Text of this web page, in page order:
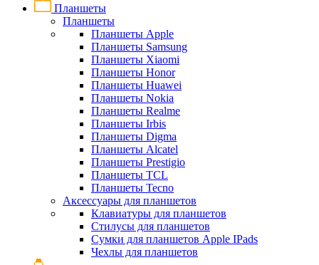
Планшеты
Планшеты
Планшеты Apple
Планшеты Samsung
Планшеты Xiaomi
Планшеты Honor
Планшеты Huawei
Планшеты Nokia
Планшеты Realme
Планшеты Irbis
Планшеты Digma
Планшеты Alcatel
Планшеты Prestigio
Планшеты TCL
Планшеты Tecno
Аксессуары для планшетов
Клавиатуры для планшетов
Стилусы для планшетов
Сумки для планшетов Apple IPads
Чехлы для планшетов